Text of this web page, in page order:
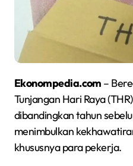
Ekonompedia.com –
Tunjangan Hari Raya
dibandingkan tahun
menimbulkan
khususnya para pekerja.